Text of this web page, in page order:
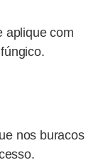
aplique com
nos buracos